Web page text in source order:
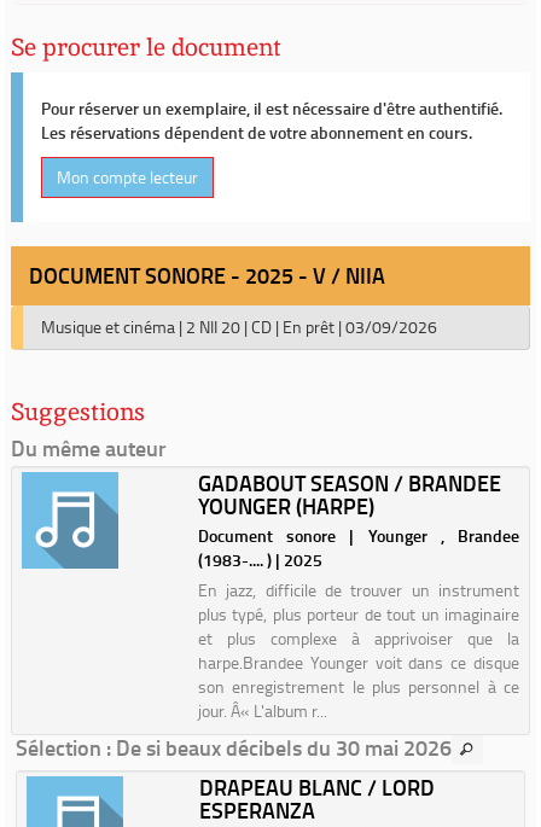
Se procurer le document
Pour réserver un exemplaire, il est nécessaire d'être authentifié.
Les réservations dépendent de votre abonnement en cours.
Mon compte lecteur
DOCUMENT SONORE - 2025 - V / NIIA
Musique et cinéma | 2 NII 20 | CD | En prêt | 03/09/2026
Suggestions
Du même auteur
GADABOUT SEASON / BRANDEE
YOUNGER (HARPE)
Document sonore | Younger , Brandee
(1983-.... ) | 2025
En jazz, difficile de trouver un instrument
plus typé, plus porteur de tout un imaginaire
et plus complexe à apprivoiser que la
harpe.Brandee Younger voit dans ce disque
son enregistrement le plus personnel à ce
jour. Â« L'album r...
Sélection : De si beaux décibels du 30 mai 2026
DRAPEAU BLANC / LORD
ESPERANZA